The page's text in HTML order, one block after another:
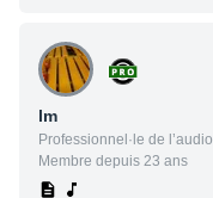
lm
Professionnel·le de l’audio
Membre depuis 23 ans